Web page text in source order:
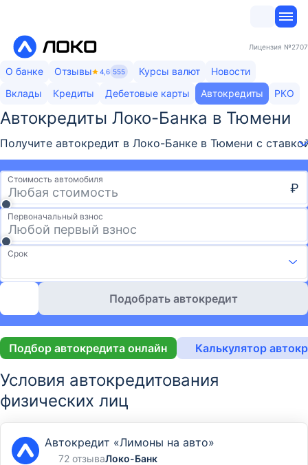
Лицензия №2707
О банке Отзывы 4,6 555 Курсы валют
Новости
Вклады
Кредиты Дебетовые карты Автокредиты РКО
Автокредиты Локо-Банка​ в Тюмени
Получите автокредит в Локо-Банке в Тюмени с
Стоимость автомобиля
₽
Первоначальный взнос
Срок
Подобрать автокредит
Подбор автокредита онлайн Калькулятор
Условия автокредитования
физических лиц
Автокредит «Лимоны на авто»
72 отзываЛоко-Банк